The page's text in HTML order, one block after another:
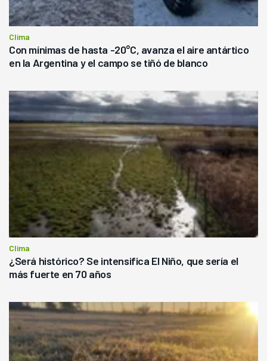
Clima
Con mínimas de hasta -20°C, avanza el aire antártico
en la Argentina y el campo se tiñó de blanco
Clima
¿Será histórico? Se intensifica El Niño, que sería el
más fuerte en 70 años